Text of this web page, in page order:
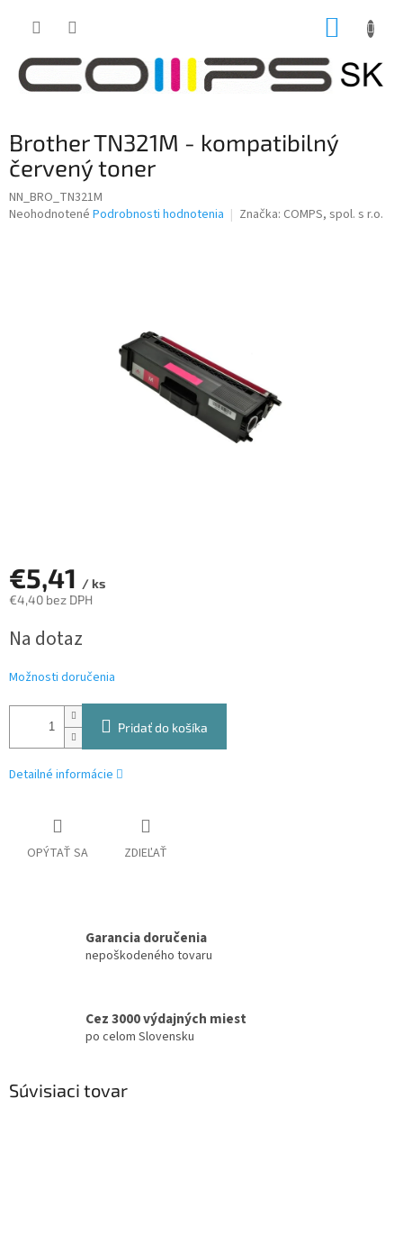
Brother TN321M - kompatibilný
červený toner
NN_BRO_TN321M
Priemerné
Neohodnotené Podrobnosti hodnotenia Značka: COMPS, spol. s r.o.
€5,41 / ks
€4,40 bez DPH
cena:
Na dotaz
Možnosti doručenia
Pridať do košíka
Detailné informácie
OPÝTAŤ SA ZDIEĽAŤ
Garancia doručenia
nepoškodeného tovaru
Cez 3000 výdajných miest
po celom Slovensku
Súvisiaci tovar